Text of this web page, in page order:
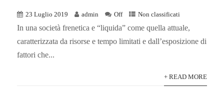
23 Luglio 2019 admin Off Non classificati
In una società frenetica e “liquida” come quella attuale,
caratterizzata da risorse e tempo limitati e dall’esposizione di
fattori che...
+ READ MORE